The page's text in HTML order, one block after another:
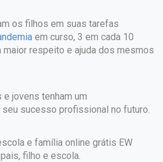
os filhos em suas tarefas
em curso, 3 em cada 10
respeito e ajuda dos mesmos
jovens tenham um
sucesso profissional no futuro.
e família online grátis EW
filho e escola.